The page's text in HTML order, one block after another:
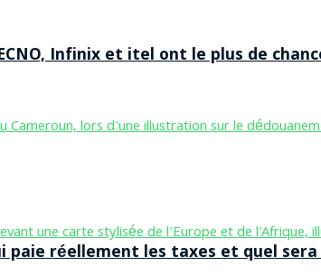
Infinix et itel ont le plus de
paie réellement les taxes et quel